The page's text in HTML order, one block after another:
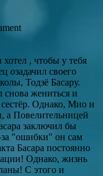
, чтобы у тебя
озадачил своего
Тодзё Басару.
снова жениться и
Однако, Мио и
а Повелительницей
заключил бы
за "ошибки" он сам
Басара постоянно
Однако, жизнь
С этого и